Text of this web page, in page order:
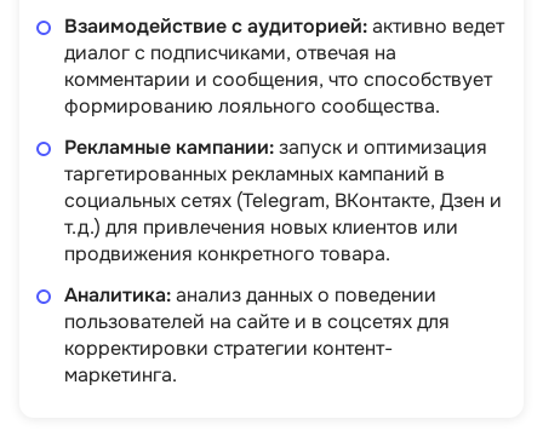
Взаимодействие с аудиторией:активно ведет
диалог с подписчиками, отвечая на
комментарии и сообщения, что способствует
формированию лояльного сообщества.
Рекламные кампании:запуск и оптимизация
таргетированных рекламных кампаний в
социальных сетях (Telegram, ВКонтакте, Дзен и
т.д.) для привлечения новых клиентов или
продвижения конкретного товара.
Аналитика:анализ данных о поведении
пользователей на сайте и в соцсетях для
корректировки стратегии контент-
маркетинга.